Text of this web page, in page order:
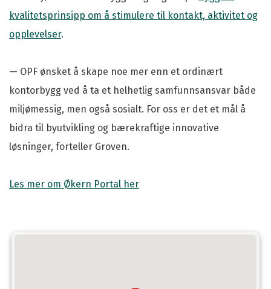
kvalitetsprinsipp om å stimulere til kontakt, aktivitet og
opplevelser.
— OPF ønsket å skape noe mer enn et ordinært
kontorbygg ved å ta et helhetlig samfunnsansvar både
miljømessig, men også sosialt. For oss er det et mål å
bidra til byutvikling og bærekraftige innovative
løsninger, forteller Groven.
Les mer om Økern Portal her